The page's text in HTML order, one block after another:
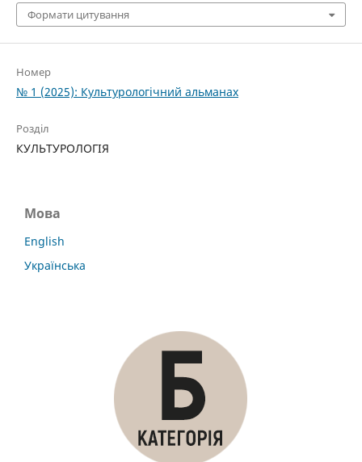
Формати цитування
Номер
№ 1 (2025): Культурологічний альманах
Розділ
КУЛЬТУРОЛОГІЯ
Мова
English
Українська